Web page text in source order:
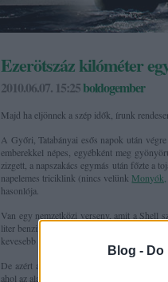
Blog -
Ezerötszáz kilóméter
2010.06.07. 15:25boldogember
Majd ha eljönnek a szép idők, írunk
A Győri, Tatabányai esős napok után
emberekkel népes, egyébként meg
zizgett, a napszakács egymás után főzte a
napelemes triciklink (nincs velünk Monyók,
hasonlója.
Van egy nemzetközi verseny, amit a Shell
liter benzinnek. A győztes asszem 4500
kevesebb pénzből mint versenytársaik. Itt
De azért az is eszembe jutott: miért
ahol az alacsony fogyasztású technológiák